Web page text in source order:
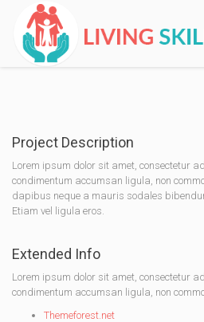
Project Description
Lorem ipsum dolor sit amet, consectetur
condimentum accumsan ligula, non
dapibus neque a mauris sodales
Etiam vel ligula eros.
Extended Info
Lorem ipsum dolor sit amet, consectetur
condimentum accumsan ligula, non
Themeforest.net